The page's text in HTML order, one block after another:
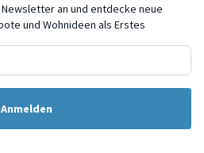
an und entdecke neue
und Wohnideen als Erstes
Anmelden